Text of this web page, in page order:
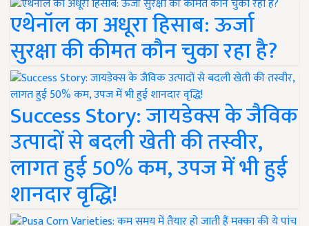
एथेनॉल का अधूरा हिसाब: ऊर्जा
सुरक्षा की कीमत कौन चुका रहा है?
Success Story: जायडेक्स के जैविक
उत्पादों से बदली खेती की तस्वीर,
लागत हुई 50% कम, उपज में भी हुई
शानदार वृद्धि!